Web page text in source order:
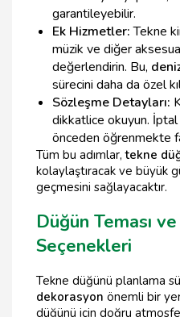
garantileyebilir.
Ek Hizmetler:Tekne
müzik ve diğer
değerlendirin. Bu,
sürecini daha da özel
Sözleşme Detayları:
dikkatlice okuyun. İptal
önceden öğrenmekte
Tüm bu adımlar,tekne
kolaylaştıracak ve büyük
geçmesini sağlayacaktır.
Düğün Teması
Seçenekleri
Tekne düğünü planlama
dekorasyon önemli bir
düğünü için doğru